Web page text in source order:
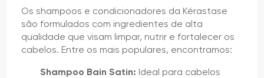
Os shampoos e condicionadores da Kérastase
são formulados com ingredientes de alta
qualidade que visam limpar, nutrir e fortalecer os
cabelos. Entre os mais populares, encontramos:
Shampoo Bain Satin: Ideal para cabelos